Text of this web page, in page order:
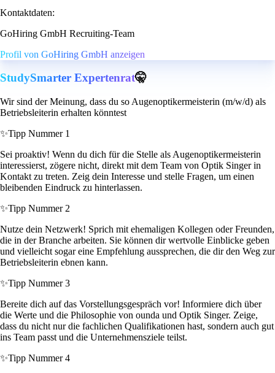
Kontaktdaten:
GoHiring GmbH Recruiting-Team
Profil von GoHiring GmbH anzeigen
StudySmarter Expertenrat🤫
Wir sind der Meinung, dass du so Augenoptikermeisterin (m/w/d) als
Betriebsleiterin erhalten könntest
✨Tipp Nummer 1
Sei proaktiv! Wenn du dich für die Stelle als Augenoptikermeisterin
interessierst, zögere nicht, direkt mit dem Team von Optik Singer in
Kontakt zu treten. Zeig dein Interesse und stelle Fragen, um einen
bleibenden Eindruck zu hinterlassen.
✨Tipp Nummer 2
Nutze dein Netzwerk! Sprich mit ehemaligen Kollegen oder Freunden,
die in der Branche arbeiten. Sie können dir wertvolle Einblicke geben
und vielleicht sogar eine Empfehlung aussprechen, die dir den Weg zur
Betriebsleiterin ebnen kann.
✨Tipp Nummer 3
Bereite dich auf das Vorstellungsgespräch vor! Informiere dich über
die Werte und die Philosophie von ounda und Optik Singer. Zeige,
dass du nicht nur die fachlichen Qualifikationen hast, sondern auch gut
ins Team passt und die Unternehmensziele teilst.
✨Tipp Nummer 4